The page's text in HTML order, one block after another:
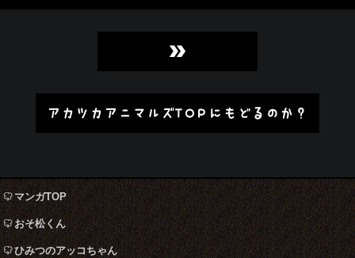
»
アカツカアニマルズTOPにもどるのか？
マンガTOP
おそ松くん
ひみつのアッコちゃん